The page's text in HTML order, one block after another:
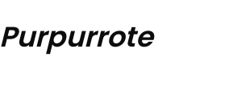
Purpurrote